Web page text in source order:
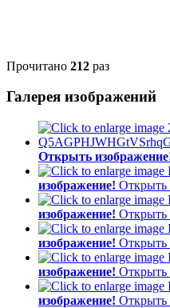
Прочитано 212 раз
Галерея изображений
Открыть
изображение! Открыть
изображение! Открыть
изображение! Открыть
изображение! Открыть
изображение! Открыть